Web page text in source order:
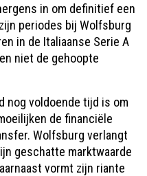
in om definitief een
periodes bij Wolfsburg
in de Italiaanse Serie A
niet de gehoopte
nog voldoende tijd is om
de financiële
Wolfsburg verlangt
geschatte marktwaarde
vormt zijn riante